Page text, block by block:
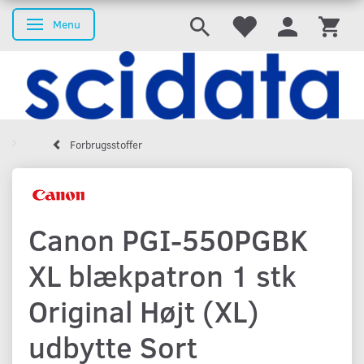
Skifte navigation
Menu
Forbrugsstoffer
Canon PGI-550PGBK
XL blækpatron 1 stk
Original Højt (XL)
udbytte Sort